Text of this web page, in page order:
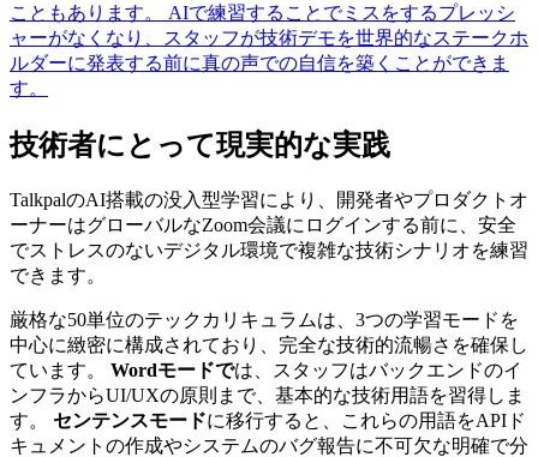
こともあります。 AIで練習することでミスをするプレッシ
ャーがなくなり、スタッフが技術デモを世界的なステークホ
ルダーに発表する前に真の声での自信を築くことができま
す。
技術者にとって現実的な実践
TalkpalのAI搭載の没入型学習により、開発者やプロダクトオ
ーナーはグローバルなZoom会議にログインする前に、安全
でストレスのないデジタル環境で複雑な技術シナリオを練習
できます。
厳格な50単位のテックカリキュラムは、3つの学習モードを
中心に緻密に構成されており、完全な技術的流暢さを確保し
ています。 Wordモードでは、スタッフはバックエンドのイ
ンフラからUI/UXの原則まで、基本的な技術用語を習得しま
す。 センテンスモードに移行すると、これらの用語をAPIド
キュメントの作成やシステムのバグ報告に不可欠な明確で分